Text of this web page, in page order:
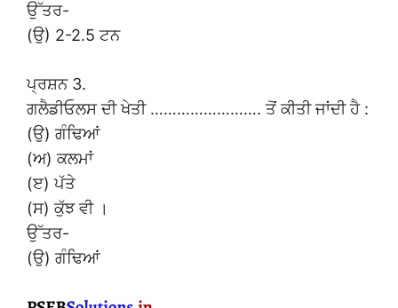
ਉੱਤਰ-
(ਉ) 2-2.5 ਟਨ
ਪ੍ਰਸ਼ਨ 3.
ਗਲੈਡੀਓਲਸ ਦੀ ਖੇਤੀ ……………………. ਤੋਂ ਕੀਤੀ ਜਾਂਦੀ ਹੈ :
(ਉ) ਗੰਢਿਆਂ
(ਅ) ਕਲਮਾਂ
(ੲ) ਪੱਤੇ
(ਸ) ਕੁੱਝ ਵੀ ।
ਉੱਤਰ-
(ਉ) ਗੰਢਿਆਂ